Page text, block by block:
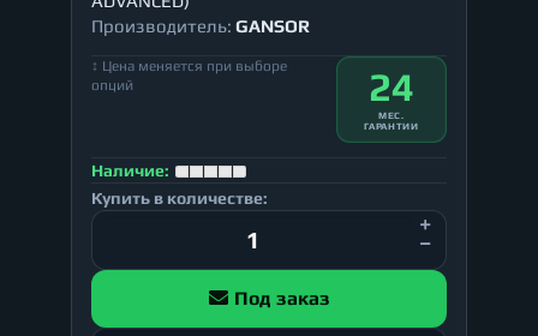
Производитель: GANSOR
↕ Цена меняется при выборе
опций
24
МЕС.
ГАРАНТИИ
Наличие:
Купить в количестве:
Под заказ